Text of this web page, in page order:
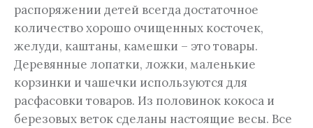
распоряжении детей всегда достаточное
количество хорошо очищенных косточек,
желуди, каштаны, камешки – это товары.
Деревянные лопатки, ложки, маленькие
корзинки и чашечки используются для
расфасовки товаров. Из половинок кокоса и
березовых веток сделаны настоящие весы. Все